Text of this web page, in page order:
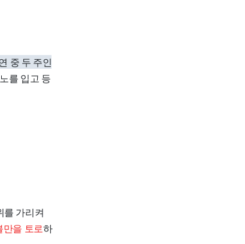
중 두 주인
를 입고 등
를 가리켜
만을 토로하